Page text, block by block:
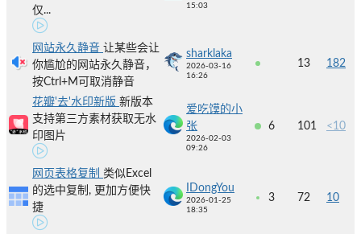
仅...
15:03
网站永久静音 让某些会让
你尴尬的网站永久静音，
按Ctrl+M可取消静音
sharklaka
2026-03-16
16:26
13 182
花瓣'去'水印新版 新版本
支持第三方素材获取无水
印图片
爱吃馍的小
张
2026-02-03
09:26
6 101 <10
网页表格复制 类似Excel
的选中复制, 更加方便快
捷
IDongYou
2026-01-25
18:35
3 72 10